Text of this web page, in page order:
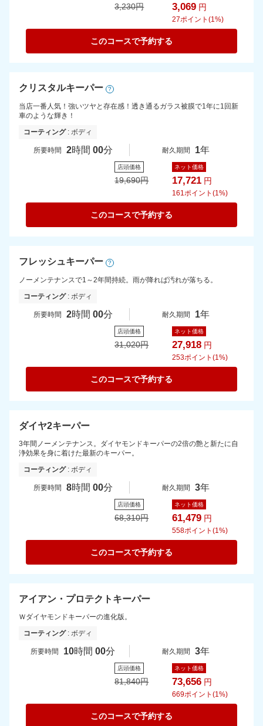
3,230円 3,069 円
27ポイント(1%)
このコースで予約する
クリスタルキーパー ?
当店一番人気！強いツヤと存在感！透き通るガラス被膜で1年に1回新
車のような輝き！
コーティング: ボディ
所要時間 2時間 00分 耐久期間 1年
店頭価格
19,690円
ネット価格
17,721 円
161 ポイント(1%)
このコースで予約する
フレッシュキーパー ?
ノーメンテナンスで1～2年間持続。雨が降れば汚れが落ちる。
コーティング: ボディ
所要時間 2時間 00分 耐久期間 1年
店頭価格
31,020円
ネット価格
27,918 円
253ポイント(1%)
このコースで予約する
ダイヤ2キーパー
3年間ノーメンテナンス。ダイヤモンドキーパーの2倍の艶と新たに自
浄効果を身に着けた最新のキーパー。
コーティング: ボディ
所要時間 8時間 00分 耐久期間 3年
店頭価格
68,310円
ネット価格
61,479 円
558ポイント(1%)
このコースで予約する
アイアン・プロテクトキーパー
Ｗダイヤモンドキーパーの進化版。
コーティング: ボディ
所要時間 10時間 00分 耐久期間 3年
店頭価格
81,840円
ネット価格
73,656 円
669ポイント(1%)
このコースで予約する